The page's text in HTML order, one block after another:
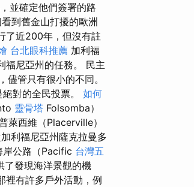
並確定他們簽署的路
到舊金山打擾的歐洲
了近200年，但沒有註
台北眼科推薦 加利福
福尼亞州的任務。 民主
管只有很小的不同。
對的全民投票。 如何
靈骨塔 Folsomba）
萊西維（Placerville）
利福尼亞州薩克拉曼多
岸公路（Pacific 台灣五
發現海洋景觀的機
裡有許多戶外活動，例